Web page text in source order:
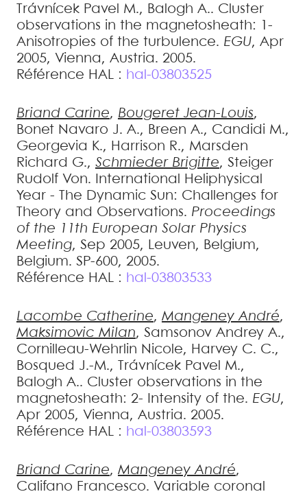
Trávnícek Pavel M., Balogh A.. Cluster
observations in the magnetosheath: 1-
Anisotropies of the turbulence. EGU, Apr
2005, Vienna, Austria. 2005.
Référence HAL : hal-03803525
Briand Carine, Bougeret Jean-Louis,
Bonet Navaro J. A., Breen A., Candidi M.,
Georgevia K., Harrison R., Marsden
Richard G., Schmieder Brigitte, Steiger
Rudolf Von.
International Heliphysical
Year - The Dynamic Sun: Challenges for
Theory and Observations. Proceedings
of the 11th European Solar Physics
Meeting, Sep 2005, Leuven, Belgium,
Belgium. SP-600, 2005.
Référence HAL : hal-03803533
Lacombe Catherine, Mangeney André,
Maksimovic Milan, Samsonov Andrey A.,
Cornilleau-Wehrlin Nicole, Harvey C. C.,
Bosqued J.-M., Trávnícek Pavel M.,
Balogh A.. Cluster observations in the
magnetosheath: 2- Intensity of the. EGU,
Apr 2005, Vienna, Austria. 2005.
Référence HAL : hal-03803593
Briand Carine, Mangeney André,
Califano Francesco. Variable coronal